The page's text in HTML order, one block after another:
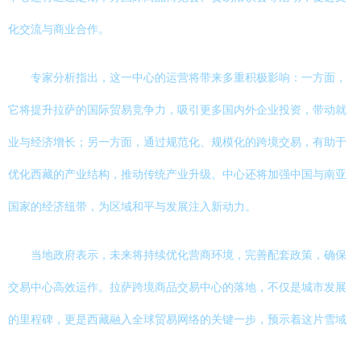
化交流与商业合作。
专家分析指出，这一中心的运营将带来多重积极影响：一方面，
它将提升拉萨的国际贸易竞争力，吸引更多国内外企业投资，带动就
业与经济增长；另一方面，通过规范化、规模化的跨境交易，有助于
优化西藏的产业结构，推动传统产业升级。中心还将加强中国与南亚
国家的经济纽带，为区域和平与发展注入新动力。
当地政府表示，未来将持续优化营商环境，完善配套政策，确保
交易中心高效运作。拉萨跨境商品交易中心的落地，不仅是城市发展
的里程碑，更是西藏融入全球贸易网络的关键一步，预示着这片雪域